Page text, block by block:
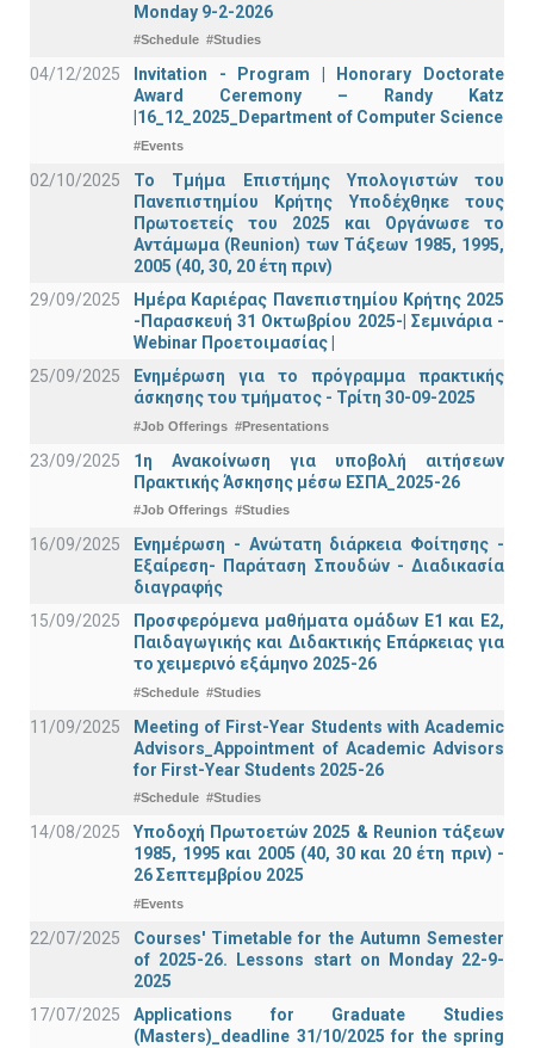
Monday 9-2-2026
#Schedule #Studies
04/12/2025
Invitation - Program | Honorary Doctorate
Award Ceremony – Randy Katz
|16_12_2025_Department of Computer Science
#Events
02/10/2025
Το Τμήμα Επιστήμης Υπολογιστών του
Πανεπιστημίου Κρήτης Υποδέχθηκε τους
Πρωτοετείς του 2025 και Οργάνωσε το
Αντάμωμα (Reunion) των Τάξεων 1985, 1995,
2005 (40, 30, 20 έτη πριν)
29/09/2025
Ημέρα Καριέρας Πανεπιστημίου Κρήτης 2025
-Παρασκευή 31 Οκτωβρίου 2025-| Σεμινάρια -
Webinar Προετοιμασίας |
25/09/2025
Ενημέρωση για το πρόγραμμα πρακτικής
άσκησης του τμήματος - Τρίτη 30-09-2025
#Job Offerings #Presentations
23/09/2025
1η Ανακοίνωση για υποβολή αιτήσεων
Πρακτικής Άσκησης μέσω ΕΣΠΑ_2025-26
#Job Offerings #Studies
16/09/2025
Ενημέρωση - Ανώτατη διάρκεια Φοίτησης -
Εξαίρεση- Παράταση Σπουδών - Διαδικασία
διαγραφής
15/09/2025
Προσφερόμενα μαθήματα ομάδων Ε1 και Ε2,
Παιδαγωγικής και Διδακτικής Επάρκειας για
το χειμερινό εξάμηνο 2025-26
#Schedule #Studies
11/09/2025
Meeting of First-Year Students with Academic
Advisors_Appointment of Academic Advisors
for First-Year Students 2025-26
#Schedule #Studies
14/08/2025
Υποδοχή Πρωτοετών 2025 & Reunion τάξεων
1985, 1995 και 2005 (40, 30 και 20 έτη πριν) -
26 Σεπτεμβρίου 2025
#Events
22/07/2025
Courses' Timetable for the Autumn Semester
of 2025-26. Lessons start on Monday 22-9-
2025
17/07/2025
Applications for Graduate Studies
(Masters)_deadline 31/10/2025 for the spring